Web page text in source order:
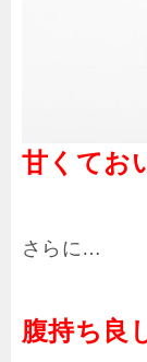
甘くてお
さらに…
腹持ち良